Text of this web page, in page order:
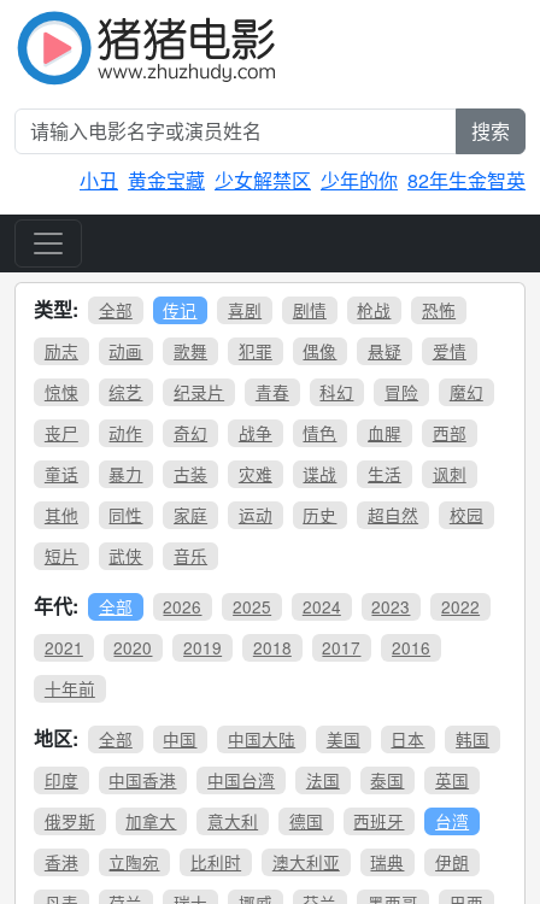
搜索
小丑 黄金宝藏 少女解禁区 少年的你 82年生金智英
类型: 全部 传记 喜剧 剧情 枪战
恐怖
励志
动画 歌舞 犯罪 偶像 悬疑
爱情
惊悚
综艺 纪录片 青春 科幻 冒险
魔幻
丧尸
动作 奇幻 战争 情色 血腥
西部
童话
暴力 古装 灾难 谍战 生活
讽刺
其他
同性 家庭 运动 历史 超自然
校园
短片
武侠 音乐
年代: 全部 2026 2025 2024 2023
2022
2021
2020 2019 2018 2017
2016
十年前
地区: 全部 中国 中国大陆 美国 日本
韩国
印度
中国香港 中国台湾 法国 泰国
英国
俄罗斯
加拿大 意大利 德国 西班牙
台湾
香港
立陶宛 比利时 澳大利亚 瑞典
伊朗